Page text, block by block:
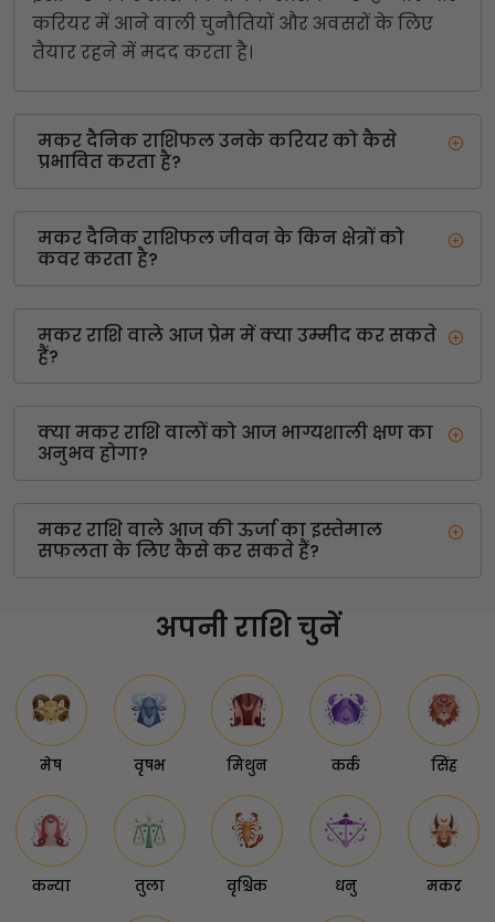
करियर में आने वाली चुनौतियों और अवसरों के लिए
तैयार रहने में मदद करता है।
मकर दैनिक राशिफल उनके करियर को कैसे
प्रभावित करता है?
मकर दैनिक राशिफल जीवन के किन क्षेत्रों को
कवर करता है?
मकर राशि वाले आज प्रेम में क्या उम्मीद कर सकते
हैं?
क्या मकर राशि वालों को आज भाग्यशाली क्षण का
अनुभव होगा?
मकर राशि वाले आज की ऊर्जा का इस्तेमाल
सफलता के लिए कैसे कर सकते हैं?
अपनी राशि चुनें
मेष वृषभ मिथुन कर्क सिंह
कन्या तुला वृश्चिक धनु मकर